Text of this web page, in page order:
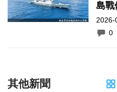
島戰
2026-
0
其他新聞